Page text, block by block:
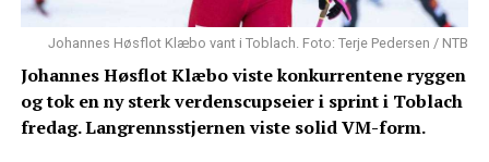
Johannes Høsflot Klæbo vant i Toblach. Foto: Terje Pedersen / NTB
Johannes Høsflot Klæbo viste konkurrentene ryggen
og tok en ny sterk verdenscupseier i sprint i Toblach
fredag. Langrennsstjernen viste solid VM-form.